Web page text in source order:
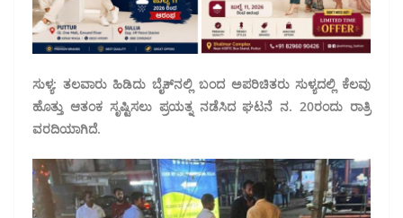
ಸುಳ್ಯ: ತಲವಾರು ಹಿಡಿದು ಬೈಕ್‌ನಲ್ಲಿ ಬಂದ ಅಪರಿಚಿತರು ಸುಳ್ಯದಲ್ಲಿ ಕೆಲವು
ಹೊತ್ತು ಆತಂಕ ಸೃಷ್ಟಿಸಲು ಪ್ರಯತ್ನ ನಡೆಸಿದ ಘಟನೆ‌ ನ. 20ರಂದು ರಾತ್ರಿ
ವರದಿಯಾಗಿದೆ.